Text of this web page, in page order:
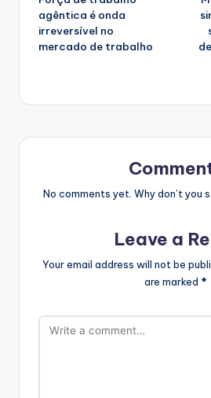
navigation
agêntica é onda
irreversível no
mercado de trabalho
No comments yet. Why don’t you
Leave a
Your email address will not be
are marked *